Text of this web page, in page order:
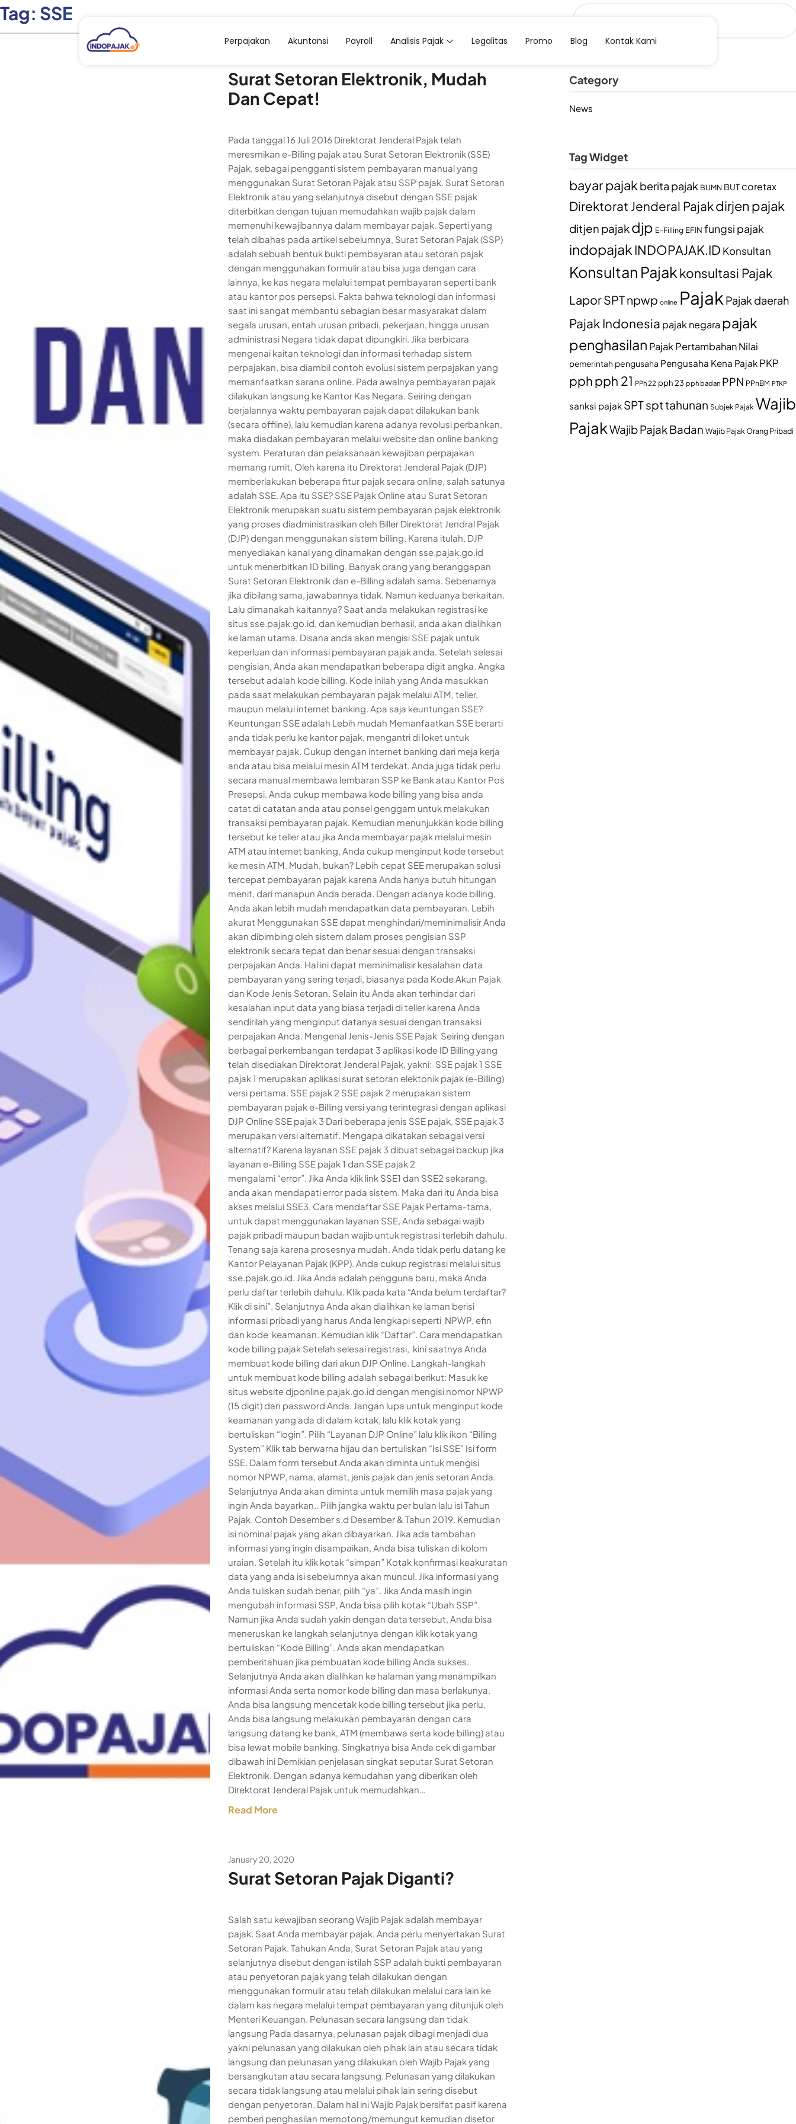
Perpajakan Akuntansi Payroll Analisis Pajak Legalitas Promo Blog Kontak Kami
Tag: SSE
Surat Setoran Elektronik, Mudah
Dan Cepat!
Pada tanggal 16 Juli 2016 Direktorat Jenderal Pajak telah
meresmikan e-Billing pajak atau Surat Setoran Elektronik (SSE)
Pajak, sebagai pengganti sistem pembayaran manual yang
menggunakan Surat Setoran Pajak atau SSP pajak. Surat Setoran
Elektronik atau yang selanjutnya disebut dengan SSE pajak
diterbitkan dengan tujuan memudahkan wajib pajak dalam
memenuhi kewajibannya dalam membayar pajak. Seperti yang
telah dibahas pada artikel sebelumnya, Surat Setoran Pajak (SSP)
adalah sebuah bentuk bukti pembayaran atau setoran pajak
dengan menggunakan formulir atau bisa juga dengan cara
lainnya, ke kas negara melalui tempat pembayaran seperti bank
atau kantor pos persepsi. Fakta bahwa teknologi dan informasi
saat ini sangat membantu sebagian besar masyarakat dalam
segala urusan, entah urusan pribadi, pekerjaan, hingga urusan
administrasi Negara tidak dapat dipungkiri. Jika berbicara
mengenai kaitan teknologi dan informasi terhadap sistem
perpajakan, bisa diambil contoh evolusi sistem perpajakan yang
memanfaatkan sarana online. Pada awalnya pembayaran pajak
dilakukan langsung ke Kantor Kas Negara. Seiring dengan
berjalannya waktu pembayaran pajak dapat dilakukan bank
(secara offline), lalu kemudian karena adanya revolusi perbankan,
maka diadakan pembayaran melalui website dan online banking
system. Peraturan dan pelaksanaan kewajiban perpajakan
memang rumit. Oleh karena itu Direktorat Jenderal Pajak (DJP)
memberlakukan beberapa fitur pajak secara online, salah satunya
adalah SSE. Apa itu SSE? SSE Pajak Online atau Surat Setoran
Elektronik merupakan suatu sistem pembayaran pajak elektronik
yang proses diadministrasikan oleh Biller Direktorat Jendral Pajak
(DJP) dengan menggunakan sistem billing. Karena itulah, DJP
menyediakan kanal yang dinamakan dengan sse.pajak.go.id
untuk menerbitkan ID billing. Banyak orang yang beranggapan
Surat Setoran Elektronik dan e-Billing adalah sama. Sebenarnya
jika dibilang sama, jawabannya tidak. Namun keduanya berkaitan.
Lalu dimanakah kaitannya? Saat anda melakukan registrasi ke
situs sse.pajak.go.id, dan kemudian berhasil, anda akan dialihkan
ke laman utama. Disana anda akan mengisi SSE pajak untuk
keperluan dan informasi pembayaran pajak anda. Setelah selesai
pengisian, Anda akan mendapatkan beberapa digit angka. Angka
tersebut adalah kode billing. Kode inilah yang Anda masukkan
pada saat melakukan pembayaran pajak melalui ATM, teller,
maupun melalui internet banking. Apa saja keuntungan SSE?
Keuntungan SSE adalah Lebih mudah Memanfaatkan SSE berarti
anda tidak perlu ke kantor pajak, mengantri di loket untuk
membayar pajak. Cukup dengan internet banking dari meja kerja
anda atau bisa melalui mesin ATM terdekat. Anda juga tidak perlu
secara manual membawa lembaran SSP ke Bank atau Kantor Pos
Presepsi. Anda cukup membawa kode billing yang bisa anda
catat di catatan anda atau ponsel genggam untuk melakukan
transaksi pembayaran pajak. Kemudian menunjukkan kode billing
tersebut ke teller atau jika Anda membayar pajak melalui mesin
ATM atau internet banking, Anda cukup menginput kode tersebut
ke mesin ATM. Mudah, bukan? Lebih cepat SEE merupakan solusi
tercepat pembayaran pajak karena Anda hanya butuh hitungan
menit, dari manapun Anda berada. Dengan adanya kode billing,
Anda akan lebih mudah mendapatkan data pembayaran. Lebih
akurat Menggunakan SSE dapat menghindari/meminimalisir Anda
akan dibimbing oleh sistem dalam proses pengisian SSP
elektronik secara tepat dan benar sesuai dengan transaksi
perpajakan Anda. Hal ini dapat meminimalisir kesalahan data
pembayaran yang sering terjadi, biasanya pada Kode Akun Pajak
dan Kode Jenis Setoran. Selain itu Anda akan terhindar dari
kesalahan input data yang biasa terjadi di teller karena Anda
sendirilah yang menginput datanya sesuai dengan transaksi
perpajakan Anda. Mengenal Jenis-Jenis SSE Pajak Seiring dengan
berbagai perkembangan terdapat 3 aplikasi kode ID Billing yang
telah disediakan Direktorat Jenderal Pajak, yakni: SSE pajak 1 SSE
pajak 1 merupakan aplikasi surat setoran elektonik pajak (e-Billing)
versi pertama. SSE pajak 2 SSE pajak 2 merupakan sistem
pembayaran pajak e-Billing versi yang terintegrasi dengan aplikasi
DJP Online SSE pajak 3 Dari beberapa jenis SSE pajak, SSE pajak 3
merupakan versi alternatif. Mengapa dikatakan sebagai versi
alternatif? Karena layanan SSE pajak 3 dibuat sebagai backup jika
layanan e-Billing SSE pajak 1 dan SSE pajak 2
mengalami “error”. Jika Anda klik link SSE1 dan SSE2 sekarang,
anda akan mendapati error pada sistem. Maka dari itu Anda bisa
akses melalui SSE3. Cara mendaftar SSE Pajak Pertama-tama,
untuk dapat menggunakan layanan SSE, Anda sebagai wajib
pajak pribadi maupun badan wajib untuk registrasi terlebih dahulu.
Tenang saja karena prosesnya mudah. Anda tidak perlu datang ke
Kantor Pelayanan Pajak (KPP). Anda cukup registrasi melalui situs
sse.pajak.go.id. Jika Anda adalah pengguna baru, maka Anda
perlu daftar terlebih dahulu. Klik pada kata “Anda belum terdaftar?
Klik di sini”. Selanjutnya Anda akan dialihkan ke laman berisi
informasi pribadi yang harus Anda lengkapi seperti NPWP, efin
dan kode keamanan. Kemudian klik “Daftar”. Cara mendapatkan
kode billing pajak Setelah selesai registrasi, kini saatnya Anda
membuat kode billing dari akun DJP Online. Langkah-langkah
untuk membuat kode billing adalah sebagai berikut: Masuk ke
situs website djponline.pajak.go.id dengan mengisi nomor NPWP
(15 digit) dan password Anda. Jangan lupa untuk menginput kode
keamanan yang ada di dalam kotak, lalu klik kotak yang
bertuliskan “login”. Pilih “Layanan DJP Online” lalu klik ikon “Billing
System” Klik tab berwarna hijau dan bertuliskan “Isi SSE” Isi form
SSE. Dalam form tersebut Anda akan diminta untuk mengisi
nomor NPWP, nama, alamat, jenis pajak dan jenis setoran Anda.
Selanjutnya Anda akan diminta untuk memilih masa pajak yang
ingin Anda bayarkan.. Pilih jangka waktu per bulan lalu isi Tahun
Pajak. Contoh Desember s.d Desember & Tahun 2019. Kemudian
isi nominal pajak yang akan dibayarkan. Jika ada tambahan
informasi yang ingin disampaikan, Anda bisa tuliskan di kolom
uraian. Setelah itu klik kotak “simpan” Kotak konfirmasi keakuratan
data yang anda isi sebelumnya akan muncul. Jika informasi yang
Anda tuliskan sudah benar, pilih “ya”. Jika Anda masih ingin
mengubah informasi SSP, Anda bisa pilih kotak “Ubah SSP”.
Namun jika Anda sudah yakin dengan data tersebut, Anda bisa
meneruskan ke langkah selanjutnya dengan klik kotak yang
bertuliskan “Kode Billing”. Anda akan mendapatkan
pemberitahuan jika pembuatan kode billing Anda sukses.
Selanjutnya Anda akan dialihkan ke halaman yang menampilkan
informasi Anda serta nomor kode billing dan masa berlakunya.
Anda bisa langsung mencetak kode billing tersebut jika perlu.
Anda bisa langsung melakukan pembayaran dengan cara
langsung datang ke bank, ATM (membawa serta kode billing) atau
bisa lewat mobile banking. Singkatnya bisa Anda cek di gambar
dibawah ini Demikian penjelasan singkat seputar Surat Setoran
Elektronik. Dengan adanya kemudahan yang diberikan oleh
Direktorat Jenderal Pajak untuk memudahkan…
Read More
January 20, 2020
Surat Setoran Pajak Diganti?
Salah satu kewajiban seorang Wajib Pajak adalah membayar
pajak. Saat Anda membayar pajak, Anda perlu menyertakan Surat
Setoran Pajak. Tahukan Anda, Surat Setoran Pajak atau yang
selanjutnya disebut dengan istilah SSP adalah bukti pembayaran
atau penyetoran pajak yang telah dilakukan dengan
menggunakan formulir atau telah dilakukan melalui cara lain ke
dalam kas negara melalui tempat pembayaran yang ditunjuk oleh
Menteri Keuangan. Pelunasan secara langsung dan tidak
langsung Pada dasarnya, pelunasan pajak dibagi menjadi dua
yakni pelunasan yang dilakukan oleh pihak lain atau secara tidak
langsung dan pelunasan yang dilakukan oleh Wajib Pajak yang
bersangkutan atau secara langsung. Pelunasan yang dilakukan
secara tidak langsung atau melalui pihak lain sering disebut
dengan penyetoran. Dalam hal ini Wajib Pajak bersifat pasif karena
pemberi penghasilan memotong/memungut kemudian disetor
Category
News
Tag Widget
bayar pajak berita pajak BUMN BUT coretax
Direktorat Jenderal Pajakdirjen pajak
ditjen pajakdjp E-Filling EFIN fungsi pajak
indopajakINDOPAJAK.ID Konsultan
Konsultan Pajakkonsultasi Pajak
Lapor SPTnpwp online Pajak Pajak daerah
Pajak Indonesia pajak negara pajak
penghasilan Pajak Pertambahan Nilai
pemerintah pengusaha Pengusaha Kena Pajak PKP
pphpph 21 PPh 22 pph 23 pph badan PPN PPnBM PTKP
sanksi pajak SPTspt tahunan Subjek Pajak Wajib
PajakWajib Pajak Badan Wajib Pajak Orang Pribadi